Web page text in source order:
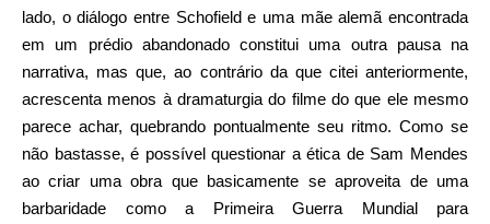
lado, o diálogo entre Schofield e uma mãe alemã encontrada
em um prédio abandonado constitui uma outra pausa na
narrativa, mas que, ao contrário da que citei anteriormente,
acrescenta menos à dramaturgia do filme do que ele mesmo
parece achar, quebrando pontualmente seu ritmo. Como se
não bastasse, é possível questionar a ética de Sam Mendes
ao criar uma obra que basicamente se aproveita de uma
barbaridade como a Primeira Guerra Mundial para